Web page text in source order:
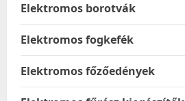
Elektromos borotvák
Elektromos fogkefék
Elektromos főzőedények